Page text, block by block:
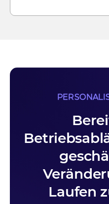
Laufen